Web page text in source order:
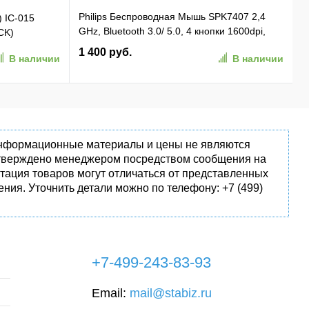
IC-015
В наличии
Philips Беспроводная Мышь SPK7407 2,4
GHz, Bluetooth 3.0/ 5.0, 4 кнопки 1600dpi,
бесшумная Чёрный (SPK7407B/ 01)
(SPK7407B/01)
1 400 руб.
В наличии
материалы и цены не являются
менеджером посредством сообщения на
товаров могут отличаться от представленных
Уточнить детали можно по телефону: +7 (499)
+7-499-243-83-93
Email: mail@stabiz.ru